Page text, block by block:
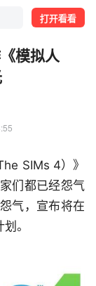
打开看看
模拟人
SIMs 4）》
们都已经怨气
气，宣布将在
。